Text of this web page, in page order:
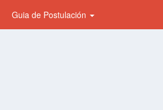
Guia de Postulación